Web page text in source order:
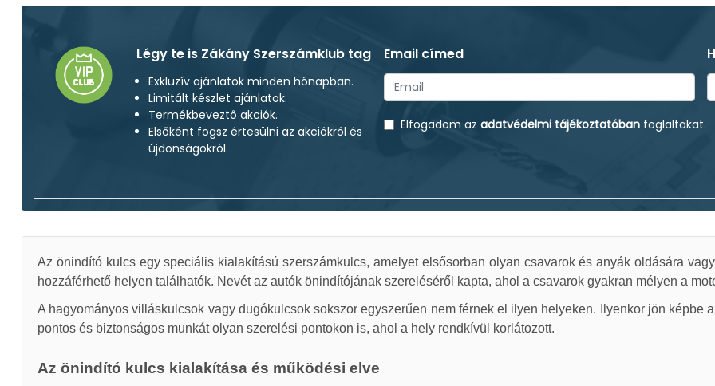
Légy te is Zákány Szerszámklub tag
Exkluzív ajánlatok minden hónapban.
Limitált készlet ajánlatok.
Termékbeveztő akciók.
Elsőként fogsz értesülni az akciókról és
újdonságokról.
Email címed
Elfogadom az adatvédelmi tájékoztatóbanfoglaltakat.
Az önindító kulcs egy speciális kialakítású szerszámkulcs, amelyet elsősorban olyan csavarok és anyák oldására
hozzáférhető helyen találhatók. Nevét az autók önindítójának szereléséről kapta, ahol a csavarok gyakran mélyen a
A hagyományos villáskulcsok vagy dugókulcsok sokszor egyszerűen nem férnek el ilyen helyeken. Ilyenkor jön képbe
pontos és biztonságos munkát olyan szerelési pontokon is, ahol a hely rendkívül korlátozott.
Az önindító kulcs kialakítása és működési elve